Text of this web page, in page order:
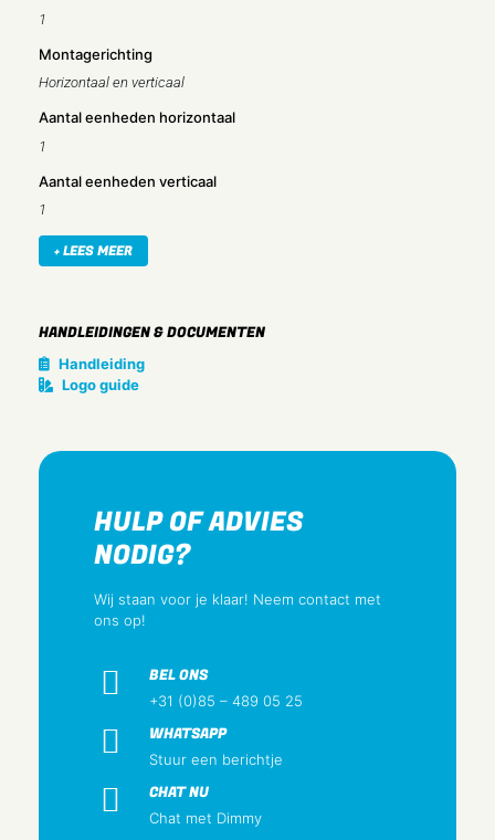
1
Montagerichting
Horizontaal en verticaal
Aantal eenheden horizontaal
1
Aantal eenheden verticaal
1
Aantal modules horizontaal (bij modulair systeem)
1
Met montageraam
Ja
Geschikt voor wandgoot
Geschikt voor inbouwinstallatie (geen stucwerk)
Tekstveld/beschrijvingsvlak
Materiaalkwaliteit
+ LEES MEER
HANDLEIDINGEN & DOCUMENTEN
Handleiding
Logo guide
HULP OF ADVIES
NODIG?
Wij staan voor je klaar! Neem contact met
ons op!
BEL ONS
+31 (0)85 – 489 05 25
WHATSAPP
Stuur een berichtje
CHAT NU
Chat met Dimmy